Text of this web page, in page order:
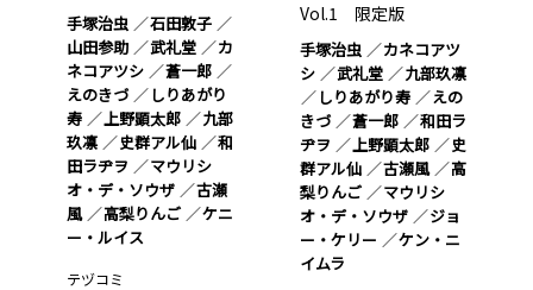
手塚治虫
石田敦子
山田参助
武礼堂
カ
ネコアツシ
蒼一郎
えのきづ
しりあがり
寿
上野顕太郎
九部
玖凛
史群アル仙
和
田ラヂヲ
マウリシ
オ・デ・ソウザ
古瀬
風
高梨りんご
ケニ
ー・ルイス
テヅコミ
Vol.1 限定版
手塚治虫
カネコアツ
シ
武礼堂
九部玖凛
しりあがり寿
えの
きづ
蒼一郎
和田ラ
ヂヲ
上野顕太郎
史
群アル仙
古瀬風
高
梨りんご
マウリシ
オ・デ・ソウザ
ジョ
ー・ケリー
ケン・ニ
イムラ